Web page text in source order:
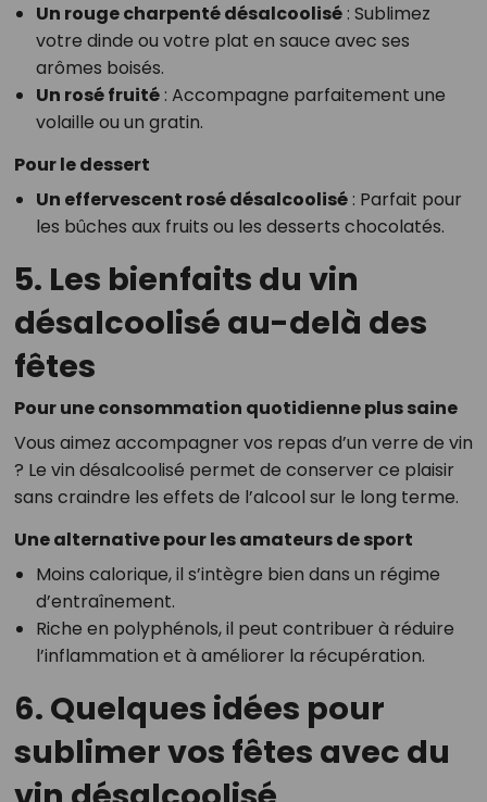
Un rouge charpenté désalcoolisé: Sublimez
votre dinde ou votre plat en sauce avec ses
arômes boisés.
Un rosé fruité: Accompagne parfaitement une
volaille ou un gratin.
Pour le dessert
Un effervescent rosé désalcoolisé: Parfait pour
les bûches aux fruits ou les desserts chocolatés.
5. Les bienfaits du vin
désalcoolisé au-delà des
fêtes
Pour une consommation quotidienne plus saine
Vous aimez accompagner vos repas d’un verre de vin
? Le vin désalcoolisé permet de conserver ce plaisir
sans craindre les effets de l’alcool sur le long terme.
Une alternative pour les amateurs de sport
Moins calorique, il s’intègre bien dans un régime
d’entraînement.
Riche en polyphénols, il peut contribuer à réduire
l’inflammation et à améliorer la récupération.
6. Quelques idées pour
sublimer vos fêtes avec du